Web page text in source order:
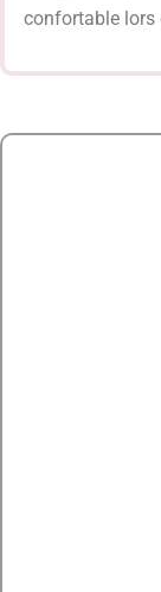
confortable lors